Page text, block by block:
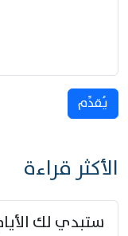
يُقدِّم
الأكثر قراءة